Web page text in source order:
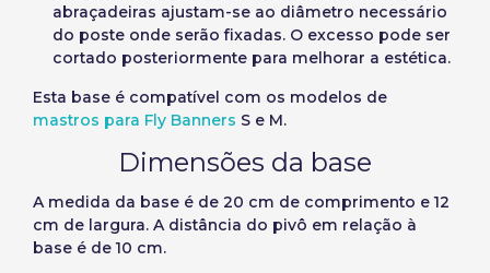
Aceder
Recuperar Palavra-passe
Criar conta
Slovenija
Finnish
Slovenčina (Slovak)
Norway
abraçadeiras ajustam-se ao diâmetro necessário
do poste onde serão fixadas. O excesso pode ser
cortado posteriormente para melhorar a estética.
Esta base é compatível com os modelos de
mastros para Fly Banners S e M.
Dimensões da base
A medida da base é de 20 cm de comprimento e 12
cm de largura. A distância do pivô em relação à
base é de 10 cm.